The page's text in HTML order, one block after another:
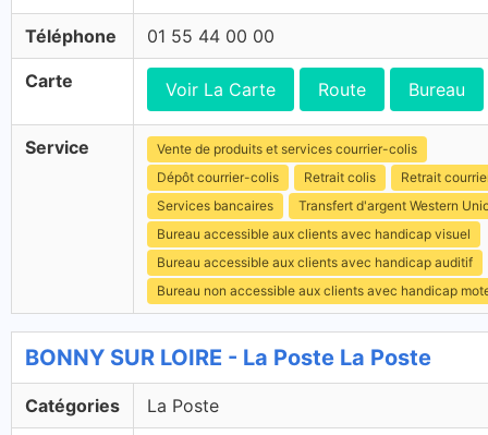
Téléphone 01 55 44 00 00
Carte Voir La Carte Route Bureau
Service
Vente de produits et services courrier-colis
Dépôt courrier-colis
Retrait colis
Retrait
Services bancaires
Transfert d'argent Western
Bureau accessible aux clients avec handicap visuel
Bureau accessible aux clients avec handicap auditif
Bureau non accessible aux clients avec handicap
BONNY SUR LOIRE - La Poste La Poste
Catégories La Poste